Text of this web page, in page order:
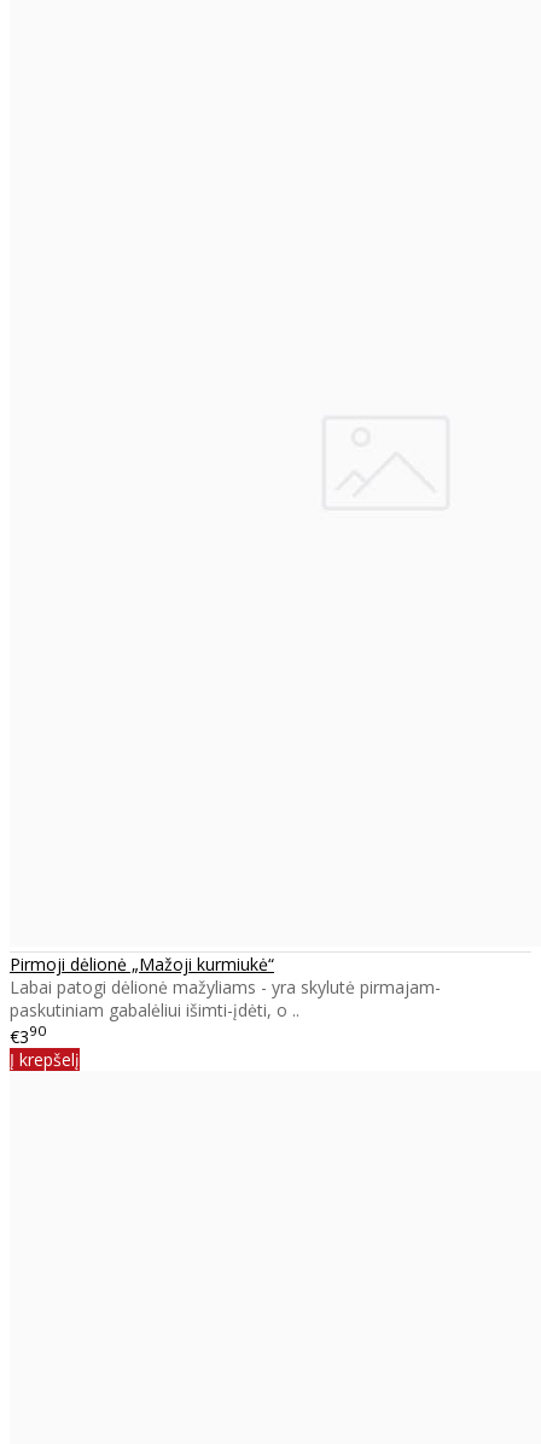
Pirmoji dėlionė „Mažoji kurmiukė“
Labai patogi dėlionė mažyliams - yra skylutė pirmajam-
paskutiniam gabalėliui išimti-įdėti, o ..
€390
Į krepšelį